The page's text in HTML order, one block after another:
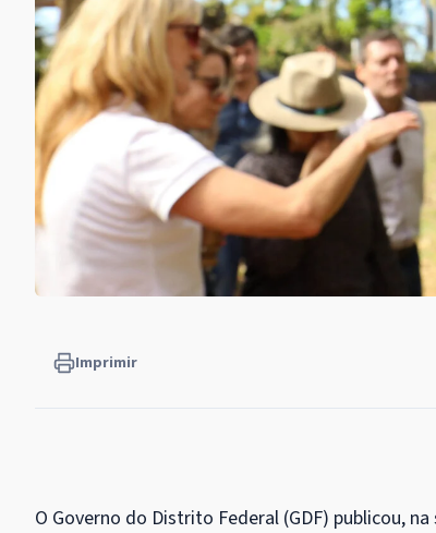
Imprimir
O Governo do Distrito Federal (GDF) publicou,